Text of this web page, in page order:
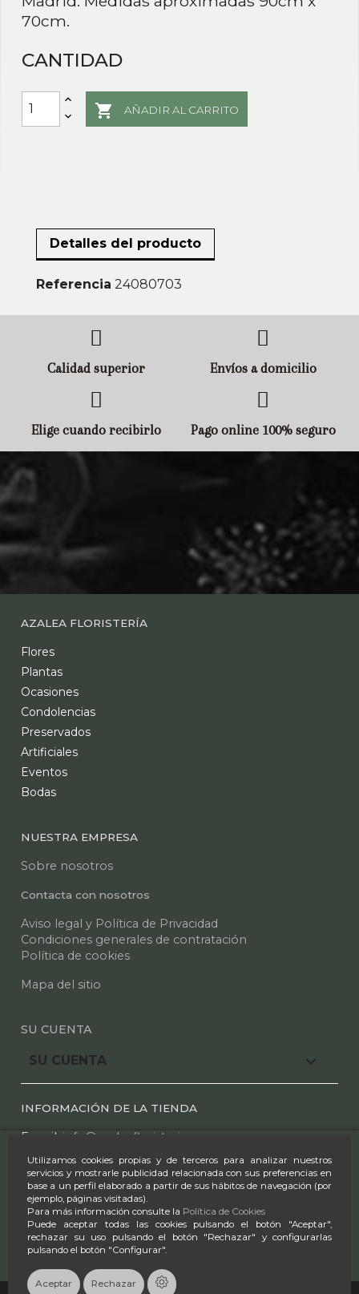
Utilizamos cookies propias y de terceros para analizar nuestros
servicios y mostrarle publicidad relacionada con sus preferencias en
base a un perfil elaborado a partir de sus hábitos de navegación (por
ejemplo, páginas visitadas).
Para más información consulte la Política de Cookies
Puede aceptar todas las cookies pulsando el botón "Aceptar",
rechazar su uso pulsando el botón "Rechazar" y configurarlas
pulsando el botón "Configurar".
Aceptar Rechazar
70cm.
CANTIDAD
 AÑADIR AL CARRITO
Detalles del producto
Referencia 24080703
Calidad superior Envíos a domicilio
Elige cuando recibirlo Pago online 100% seguro
AZALEA FLORISTERÍA
Flores
Plantas
Ocasiones
Condolencias
Preservados
Artificiales
Eventos
Bodas
NUESTRA EMPRESA
Sobre nosotros
Contacta con nosotros
Aviso legal y Política de Privacidad
Condiciones generales de contratación
Política de cookies
Mapa del sitio
SU CUENTA
SU CUENTA 
INFORMACIÓN DE LA TIENDA
E mail: info@azaleafloristeria.com
Tel.:91 612 25 44 -91 610 00 97
Horario:
L-S 9:00-14:00 & 17:00-20:30
D 9:30-14:00